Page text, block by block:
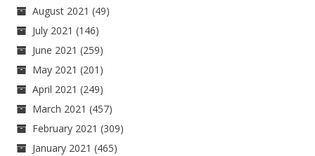
August 2021 (49)
July 2021 (146)
June 2021 (259)
May 2021 (201)
April 2021 (249)
March 2021 (457)
February 2021 (309)
January 2021 (465)